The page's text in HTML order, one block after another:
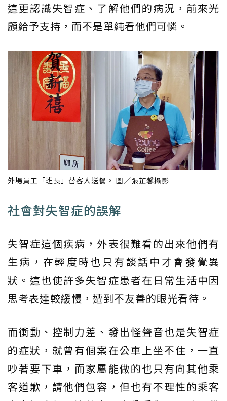
這更認識失智症、了解他們的病況，前來光
顧給予支持，而不是單純看他們可憐。
外場員工「班長」替客人送餐。 圖／張芷馨攝影
社會對失智症的誤解
失智症這個疾病，外表很難看的出來他們有
生病，在輕度時也只有談話中才會發覺異
狀。這也使許多失智症患者在日常生活中因
思考表達較緩慢，遭到不友善的眼光看待。
而衝動、控制力差、發出怪聲音也是失智症
的症狀，就曾有個案在公車上坐不住，一直
吵著要下車，而家屬能做的也只有向其他乘
客道歉，請他們包容，但也有不理性的乘客